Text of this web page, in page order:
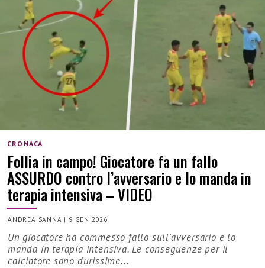
CRONACA
Follia in campo! Giocatore fa un fallo
ASSURDO contro l’avversario e lo manda in
terapia intensiva – VIDEO
ANDREA SANNA | 9 GEN 2026
Un giocatore ha commesso fallo sull'avversario e lo
manda in terapia intensiva. Le conseguenze per il
calciatore sono durissime...